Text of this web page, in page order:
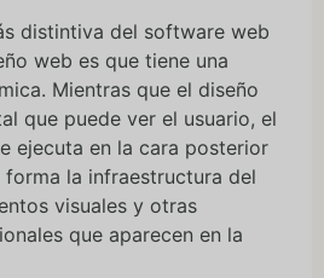
distintiva del software web
web es que tiene una
Mientras que el diseño
que puede ver el usuario, el
ejecuta en la cara posterior
la infraestructura del
visuales y otras
que aparecen en la